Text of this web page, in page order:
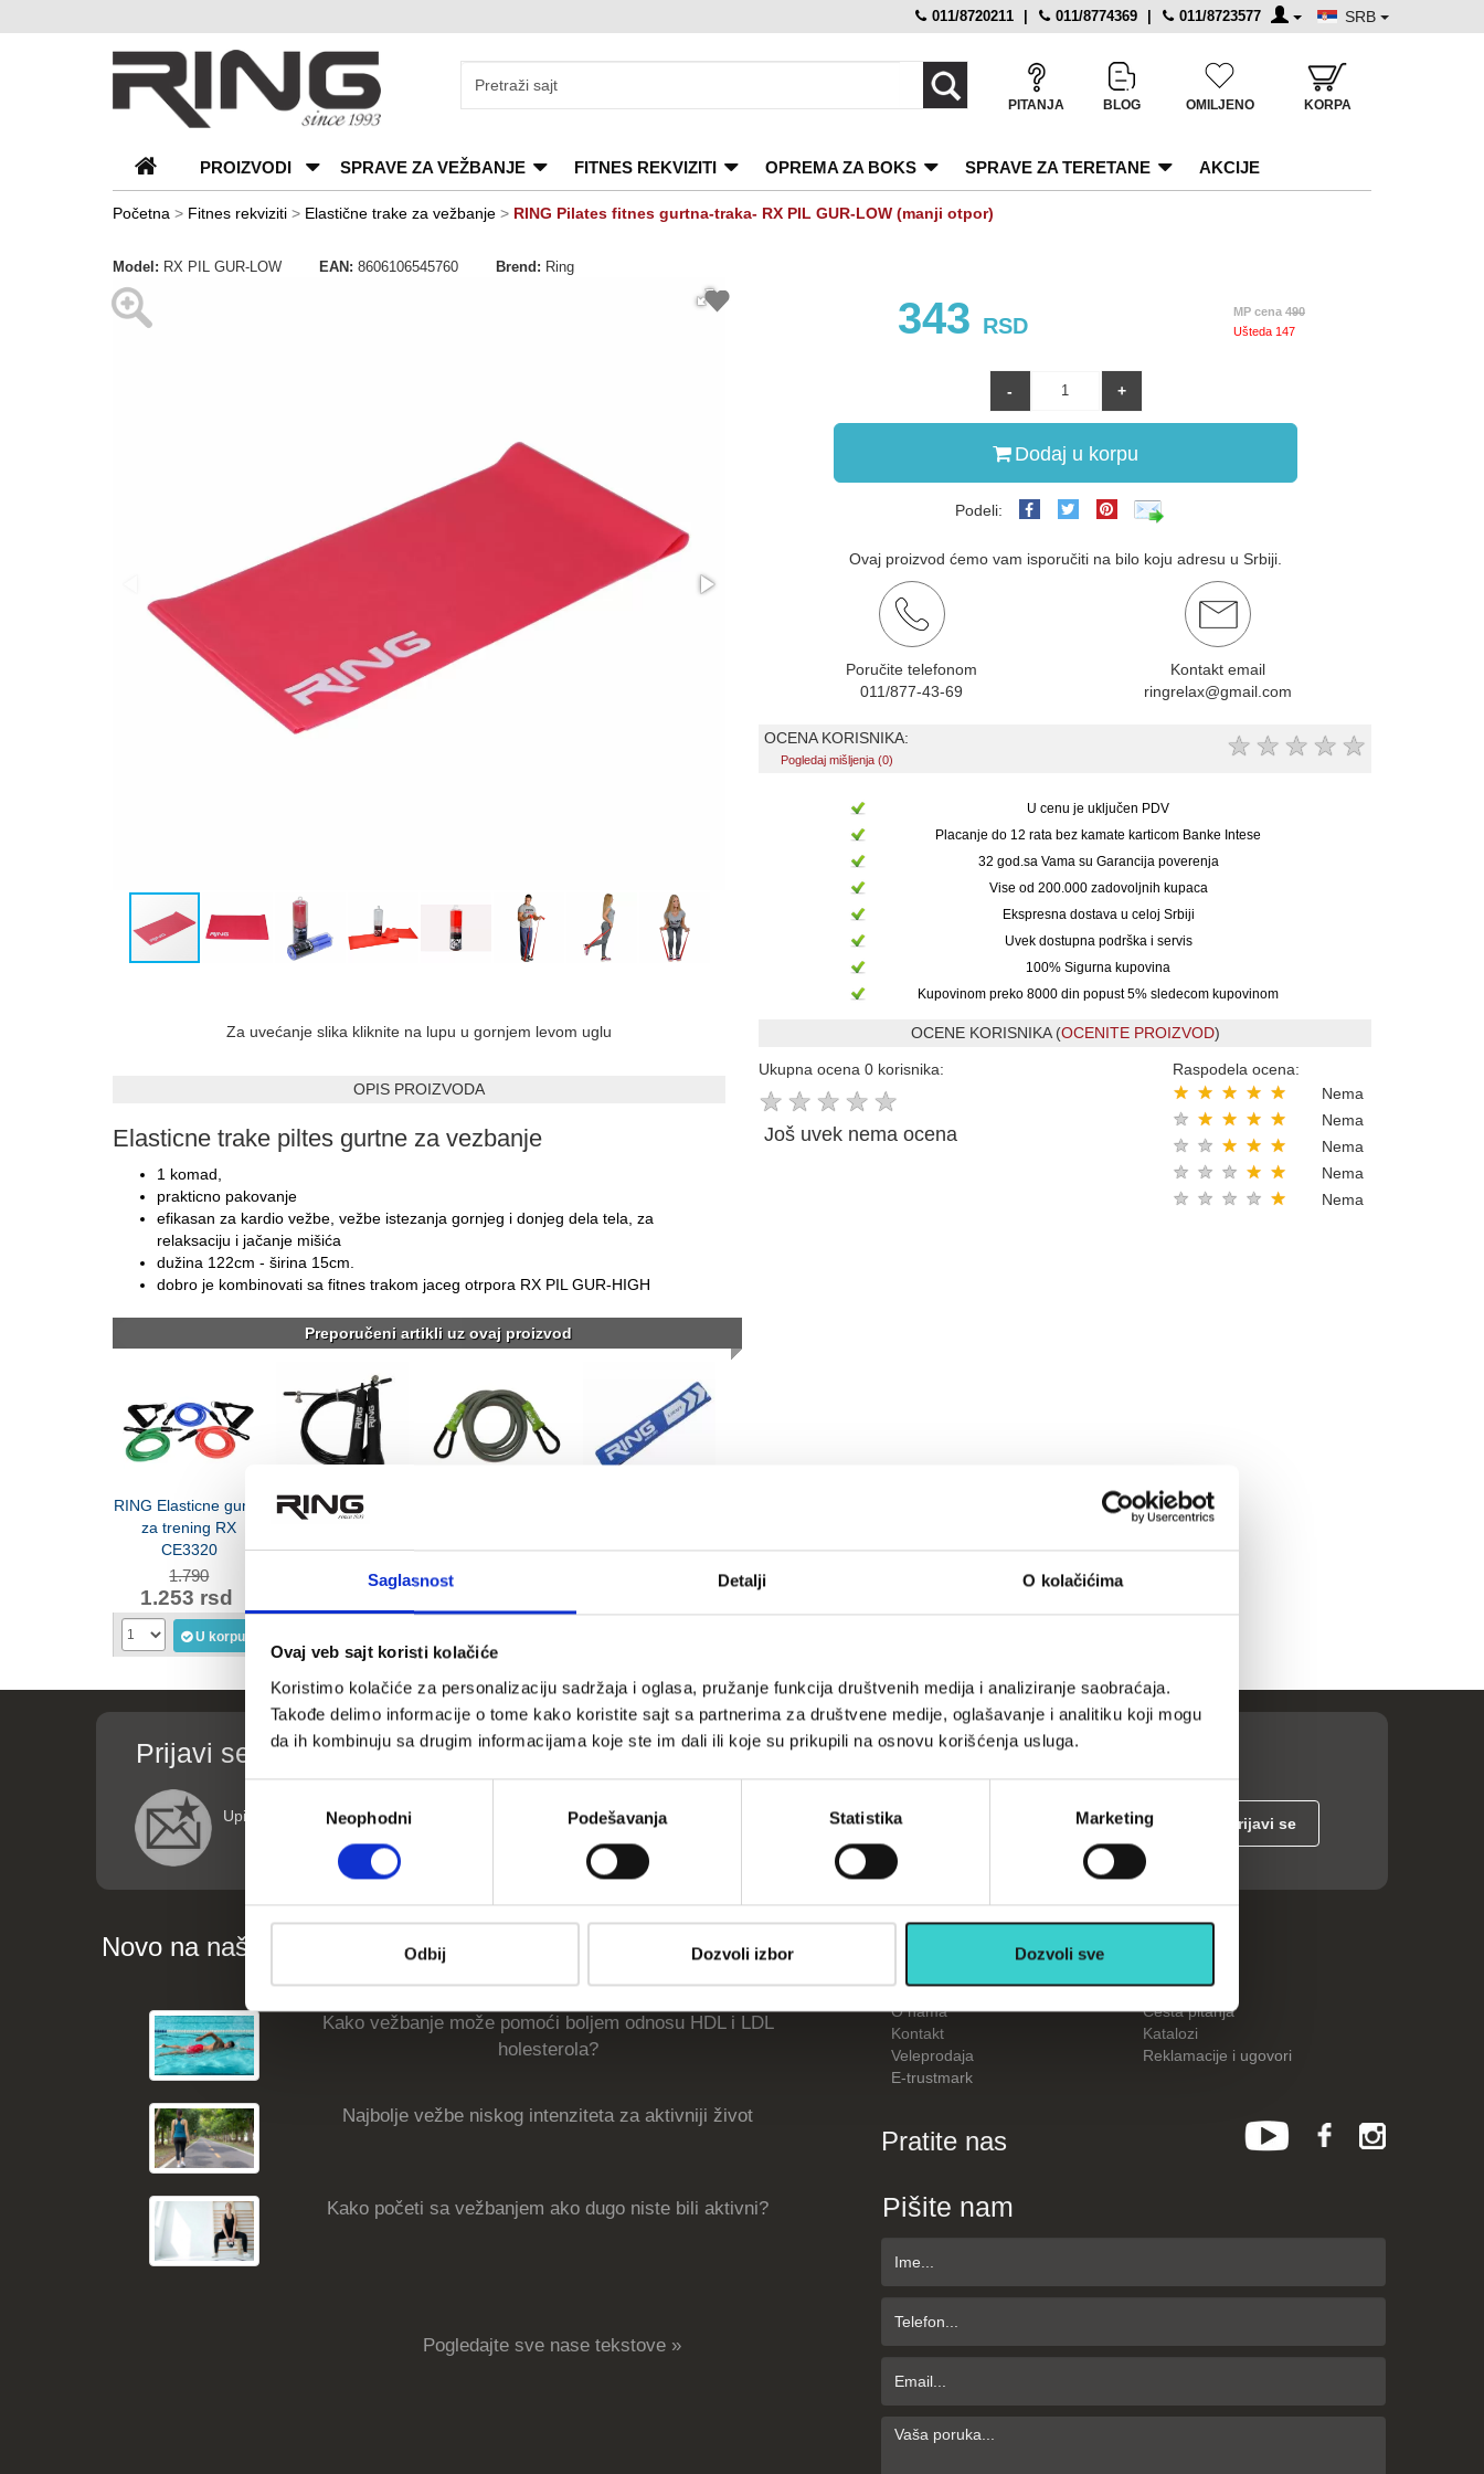
Saglasnost Detalji O kolačićima
Ovaj veb sajt koristi kolačiće
Koristimo kolačiće za personalizaciju sadržaja i oglasa, pružanje funkcija društvenih medija i analiziranje saobraćaja.
Takođe delimo informacije o tome kako koristite sajt sa partnerima za društvene medije, oglašavanje i analitiku koji mogu
da ih kombinuju sa drugim informacijama koje ste im dali ili koje su prikupili na osnovu korišćenja usluga.
сагласностиNeophodni Podešavanja Statistika Marketing
Odbij Dozvoli izbor Dozvoli sve
O
nama
Katalozi
Kontakt
Blog
Česta
011/8720211 | 011/8774369 | 011/8723577 SRB
PITANJA BLOG OMILJENO KORPA
PROIZVODI SPRAVE ZA VEŽBANJE FITNES REKVIZITI OPREMA ZA BOKS SPRAVE ZA TERETANE AKCIJE
Početna > Fitnes rekviziti > Elastične trake za vežbanje > RING Pilates fitnes gurtna-traka- RX PIL GUR-LOW (manji otpor)
Model: RX PIL GUR-LOW EAN: 8606106545760 Brend: Ring
Za uvećanje slika kliknite na lupu u gornjem levom uglu
OPIS PROIZVODA
Elasticne trake piltes gurtne za vezbanje
1 komad,
prakticno pakovanje
efikasan za kardio vežbe, vežbe istezanja gornjeg i donjeg dela tela, za
relaksaciju i jačanje mišića
dužina 122cm - širina 15cm.
dobro je kombinovati sa fitnes trakom jaceg otrpora RX PIL GUR-HIGH
Preporučeni artikli uz ovaj proizvod
RING Elasticne gume
za trening RX
CE3320
1.253 rsd
1.790
U korpu
RING Vijača za
JR7001
6348-10-M
XHEAVY
343 RSD
MP cena 490
Ušteda 147
Dodaj u korpu
Podeli:
Ovaj proizvod ćemo vam isporučiti na bilo koju adresu u Srbiji.
Poručite telefonom
011/877-43-69
Kontakt email
ringrelax@gmail.com
OCENA KORISNIKA:
Pogledaj mišljenja (0) ★ ★ ★ ★ ★
U cenu je uključen PDV
Placanje do 12 rata bez kamate karticom Banke Intese
32 god.sa Vama su Garancija poverenja
Vise od 200.000 zadovoljnih kupaca
Ekspresna dostava u celoj Srbiji
Uvek dostupna podrška i servis
100% Sigurna kupovina
Kupovinom preko 8000 din popust 5% sledecom kupovinom
OCENE KORISNIKA (OCENITE PROIZVOD)
Ukupna ocena 0 korisnika:
★ ★ ★ ★ ★
Još uvek nema ocena
Raspodela ocena:
★
★
★
★
★ Nema
★
★
★
★
★ Nema
★
★
★
★
★ Nema
★
★
★
★
★ Nema
★
★
★
★
★ Nema
Prijavi se za informacije o popustima, akcijama, treninzima
Upišite vaše podatke (ime i email adresu)
Novo na našem blogu
Kako vežbanje može pomoći boljem odnosu HDL i LDL
holesterola?
Najbolje vežbe niskog intenziteta za aktivniji život
Kako početi sa vežbanjem ako dugo niste bili aktivni?
Pogledajte sve nase tekstove »
Informacije
Kako kupiti
Kalkulatori
O nama
Česta pitanja
Kontakt
Katalozi
Veleprodaja
Reklamacije i ugovori
E-trustmark
Pratite nas
Pišite nam